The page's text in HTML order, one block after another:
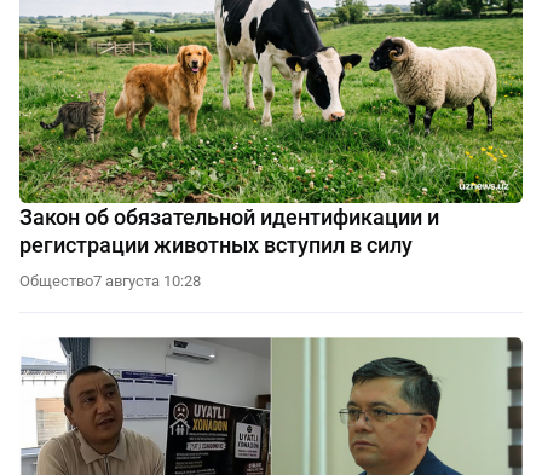
Закон об обязательной идентификации и
регистрации животных вступил в силу
Общество7 августа 10:28